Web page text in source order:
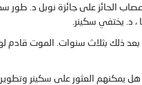
الحائز على جائزة نوبل د. طور
ذلك بثلاث سنوات. الموت قادم
يمكنهم العثور على سكينر